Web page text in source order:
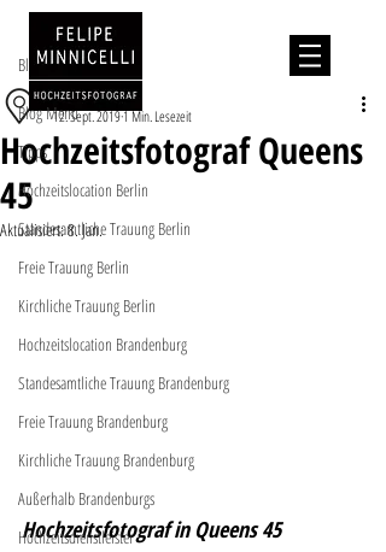
Beitrag
Blog Menu
Tipps
Hochzeitslocation Berlin
Standesamtliche Trauung Berlin
Freie Trauung Berlin
Kirchliche Trauung Berlin
Hochzeitslocation Brandenburg
Standesamtliche Trauung Brandenburg
Freie Trauung Brandenburg
Kirchliche Trauung Brandenburg
Außerhalb Brandenburgs
Hochzeitsdienstleister
Blog Menu
Hochzeitsfotograf Queens
45
Hochzeitslocation
12. Sept. 20191 Min. Lesezeit
Aktualisiert:8. Jan.
Hochzeitsfotograf in Queens 45